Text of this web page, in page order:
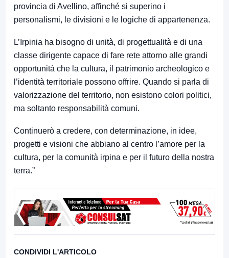
provincia di Avellino, affinché si superino i
personalismi, le divisioni e le logiche di appartenenza.
L’Irpinia ha bisogno di unità, di progettualità e di una
classe dirigente capace di fare rete attorno alle grandi
opportunità che la cultura, il patrimonio archeologico e
l’identità territoriale possono offrire. Quando si parla di
valorizzazione del territorio, non esistono colori politici,
ma soltanto responsabilità comuni.
Continuerò a credere, con determinazione, in idee,
progetti e visioni che abbiano al centro l’amore per la
cultura, per la comunità irpina e per il futuro della nostra
terra.”
CONDIVIDI L'ARTICOLO